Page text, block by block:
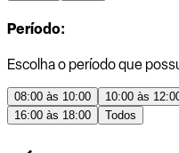
Período:
Escolha o período que
08:00 às 10:00 10:00 às
16:00 às 18:00
Todos